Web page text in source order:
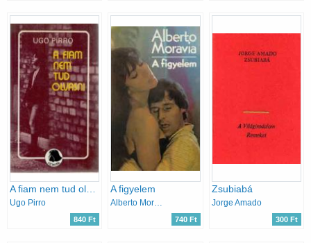
Ugo Pirro
840 Ft
A figyelem
Alberto Moravia
740 Ft
Zsubiabá
Jorge Amado
300 Ft